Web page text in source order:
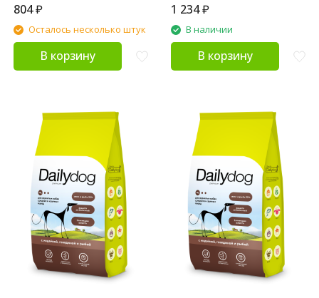
804₽
Осталось несколько штук
В корзину
1 234₽
В наличии
В корзину